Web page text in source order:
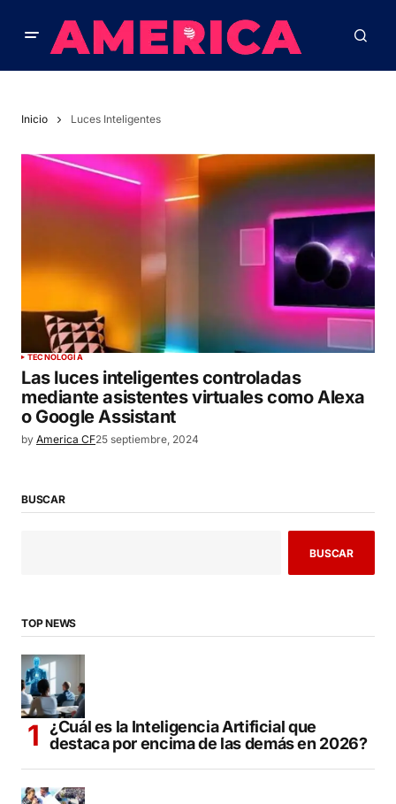
Inicio Luces Inteligentes
TECNOLOGÍA
Las luces inteligentes controladas
mediante asistentes virtuales como Alexa
o Google Assistant
by America CF25 septiembre, 2024
BUSCAR
BUSCAR
TOP NEWS
¿Cuál es la Inteligencia Artificial que
destaca por encima de las demás en 2026?